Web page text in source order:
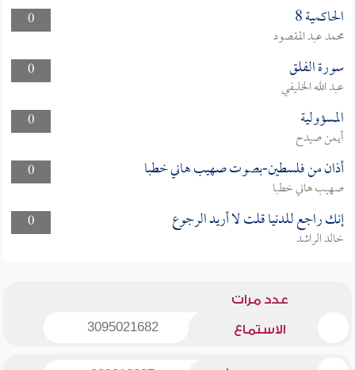
0
الحاكمية 8
محمد عبد المقصود
0
سورة الفلق
عبد الله الخليفي
0
المسؤولية
أيمن صيدح
0
أذان من فلسطين-بصوت صهيب هاني خطبا
صهيب هاني خطبا
0
إنك راجع للدنيا قلت لا أريد الرجوع
خالد الراشد
عدد مرات
الاستماع 3095021682